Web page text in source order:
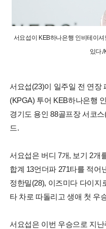
서요섭이 KEB하나은행 인비테이
있다
서요섭(23)이 일주일 전 연장
(KPGA) 투어 KEB하나은행
경기도 용인 88골프장 서코
드.
서요섭은 버디 7개, 보기 2개
합계 13언더파 271타를 적어
정한밀(28), 이즈미다 다이지
타 차로 따돌리고 생애 첫 우
서요섭은 이번 우승으로 지